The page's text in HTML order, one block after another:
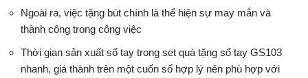
Ngoài ra, việc tặng bút chính là thể hiện sự may mắn và
thành công trong công việc
Thời gian sản xuất sổ tay trong set quà tặng sổ tay GS103
nhanh, giá thành trên một cuốn sổ hợp lý nên phù hợp với